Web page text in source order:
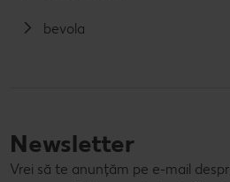
bevola
Newsletter
Vrei să te anunțăm pe e-mail